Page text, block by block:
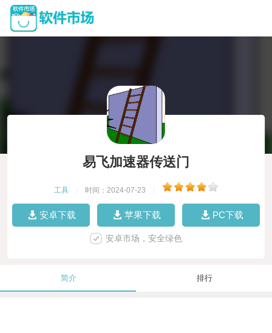
易飞加速器传送门
工具 时间：2024-07-23
安卓下载 苹果下载 PC下载
安卓市场，安全绿色
简介 排行